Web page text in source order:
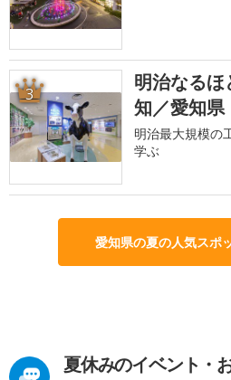
3
明治なる
知／愛知県
明治最大規模の
学ぶ
愛知県の夏の人気スポ
夏休みのイベント・